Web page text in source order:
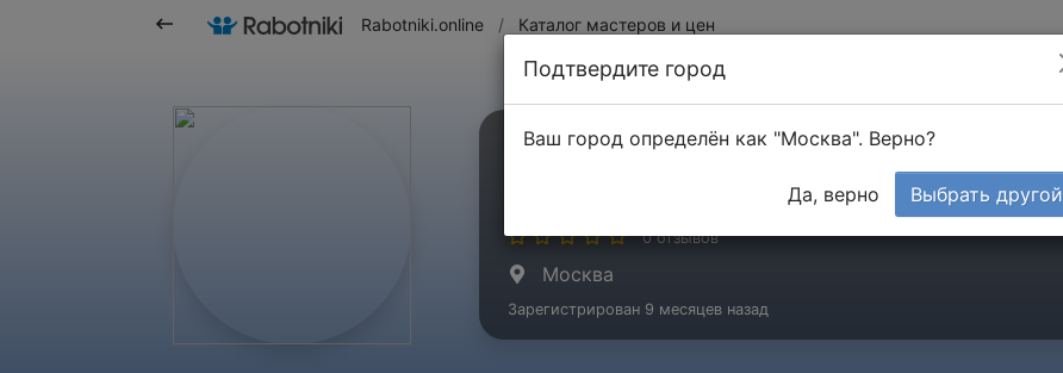
Rabotniki.online / Каталог мастеров и цен
ООО "АЛЬПЛИДЕР"
0 отзывов
Москва
Зарегистрирован 9 месяцев назад
Подтвердите город
Ваш город определён как "Москва". Верно?
Да, верно Выбрать другой